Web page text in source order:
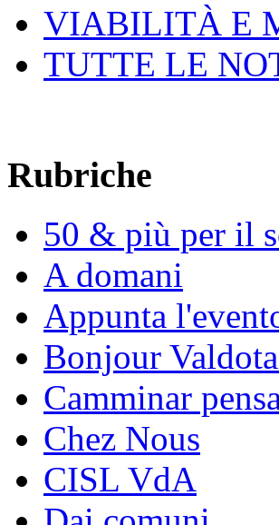
VIABILITÀ E
TUTTE LE
Rubriche
50 & più per il
A domani
Appunta
Bonjour
Camminar
Chez Nous
CISL VdA